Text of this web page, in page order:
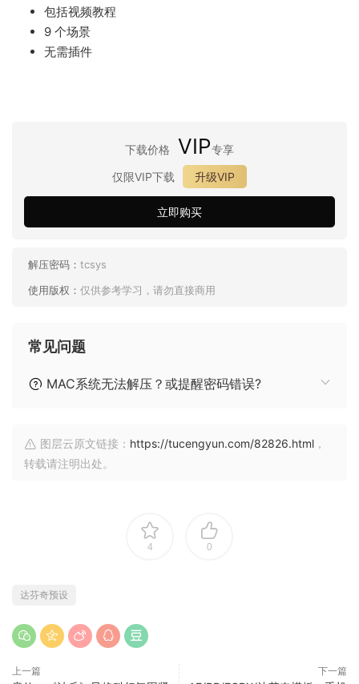
包括视频教程
9 个场景
无需插件
下载价格 VIP专享
仅限VIP下载
升级VIP
立即购买
解压密码： tcsys
使用版权： 仅供参考学习，请勿直接商用
常见问题
MAC系统无法解压？或提醒密码错误?
图层云原文链接： https://tucengyun.com/82826.html ，
转载请注明出处。
4 0
达芬奇预设
上一篇 下一篇